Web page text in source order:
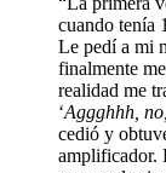
cuando tenía
Le pedí a mi
finalmente
realidad me
‘Aggghhh,
cedió y
amplificador.